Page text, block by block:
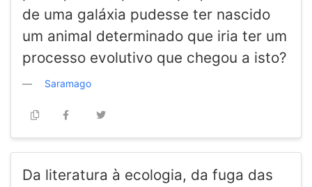
de uma galáxia pudesse ter nascido
um animal determinado que iria ter um
processo evolutivo que chegou a isto?
Saramago
Da literatura à ecologia, da fuga das